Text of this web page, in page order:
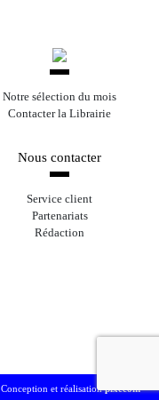
Notre sélection du mois
Contacter la Librairie
Nous contacter
Service client
Partenariats
Rédaction
Conception et réalisationpixecom